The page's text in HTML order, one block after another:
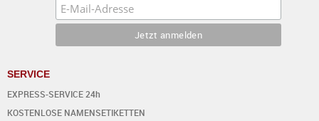
SERVICE
EXPRESS-SERVICE 24h
KOSTENLOSE NAMENSETIKETTEN